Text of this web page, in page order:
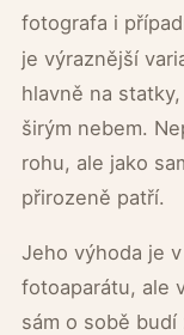
fotografa i
je výraznější
hlavně na
širým nebem.
rohu, ale jako
přirozeně patří.
Jeho výhoda je
fotoaparátu, ale
sám o sobě